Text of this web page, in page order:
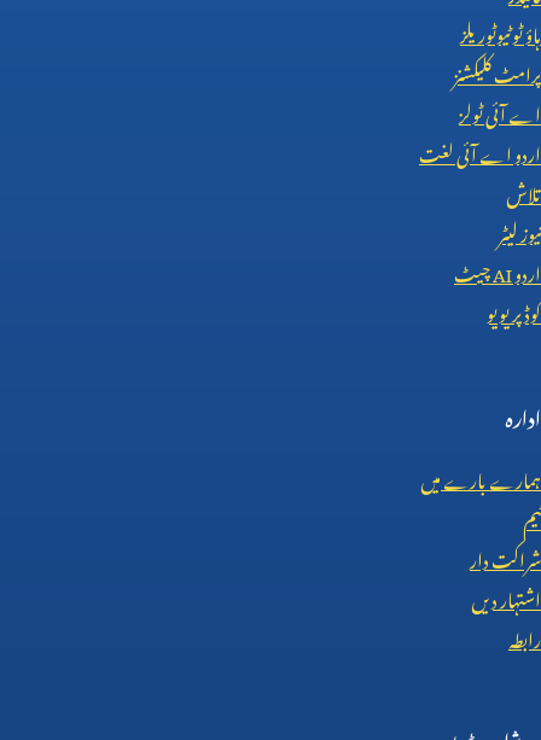
ہاؤ ٹو ٹیوٹوریلز
پرامٹ کلیکشنز
اے آئی ٹولز
اردو اے آئی لغت
تلاش
نیوز لیٹر
اردوAIچیٹ
کوڈ پریویو
ادارہ
ہمارے بارے میں
ٹیم
شراکت دار
اشتہار دیں
رابطہ